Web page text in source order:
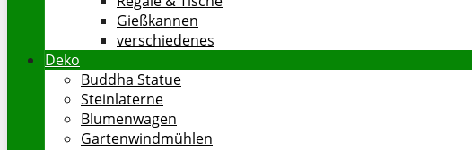
Gießkannen
verschiedenes
Deko
Buddha Statue
Steinlaterne
Blumenwagen
Gartenwindmühlen